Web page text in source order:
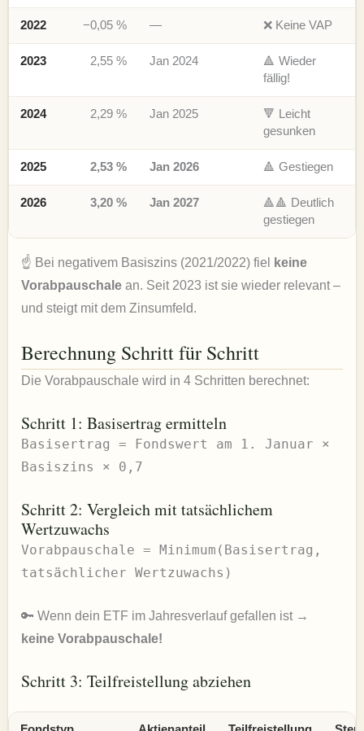
2022 −0,05 % — ❌ Keine VAP
2023 2,55 % Jan 2024
🔺 Wieder
fällig!
2024 2,29 % Jan 2025
🔻 Leicht
gesunken
2025 2,53 % Jan 2026 🔺 Gestiegen
2026 3,20 % Jan 2027
🔺🔺 Deutlich
gestiegen
☝️ Bei negativem Basiszins (2021/2022) fiel
keine
Vorabpauschalean. Seit 2023 ist sie wieder relevant –
und steigt mit dem Zinsumfeld.
Berechnung Schritt für Schritt
Die Vorabpauschale wird in 4 Schritten berechnet:
Schritt 1: Basisertrag ermitteln
Basisertrag = Fondswert am 1. Januar ×
Basiszins × 0,7
Schritt 2: Vergleich mit tatsächlichem
Wertzuwachs
Vorabpauschale = Minimum(Basisertrag,
tatsächlicher Wertzuwachs)
🔑 Wenn dein ETF im Jahresverlauf gefallen ist →
keine Vorabpauschale!
Schritt 3: Teilfreistellung abziehen